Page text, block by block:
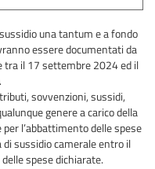
una tantum e a fondo
essere documentati da
il 17 settembre 2024 ed il
sovvenzioni, sussidi,
genere a carico della
l’abbattimento delle spese
sussidio camerale entro il
spese dichiarate.